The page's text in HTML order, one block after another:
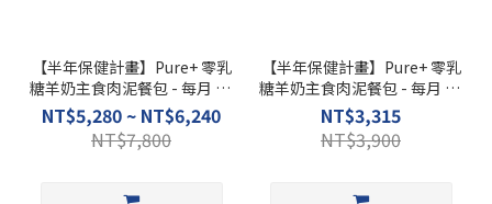
【半年保健計畫】Pure+ 零乳
糖羊奶主食肉泥餐包 - 每月 60
包共 6 個月
NT$5,280 ~ NT$6,240
NT$7,800
【半年保健計畫】Pure+ 零乳
糖羊奶主食肉泥餐包 - 每月 30
包共 6 個月
NT$3,315
NT$3,900